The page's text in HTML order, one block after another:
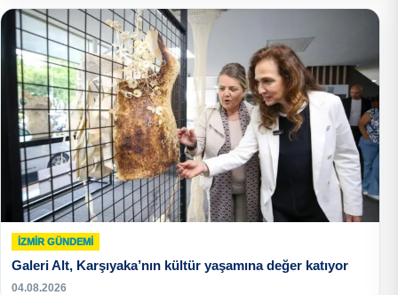
İZMIR GÜNDEMI
Galeri Alt, Karşıyaka’nın kültür yaşamına değer katıyor
04.08.2026